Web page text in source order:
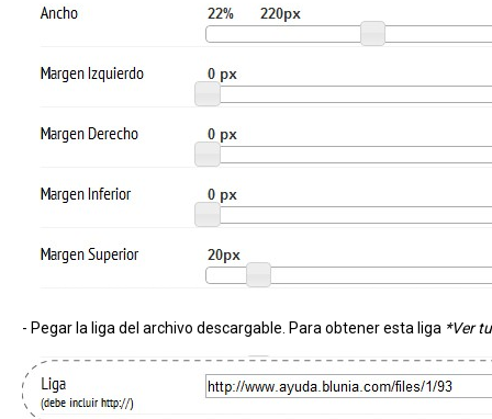
- Pegar la liga del archivo descargable. Para obtener esta liga *Ver